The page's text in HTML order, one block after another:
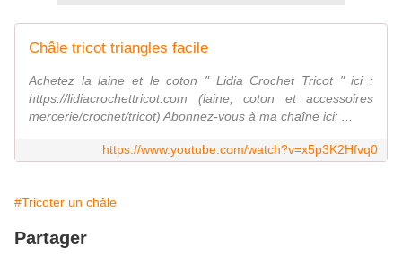
Châle tricot triangles facile
Achetez la laine et le coton " Lidia Crochet Tricot " ici :
https://lidiacrochettricot.com (laine, coton et accessoires
mercerie/crochet/tricot) Abonnez-vous à ma chaîne ici: ...
https://www.youtube.com/watch?v=x5p3K2Hfvq0
#Tricoter un châle
Partager